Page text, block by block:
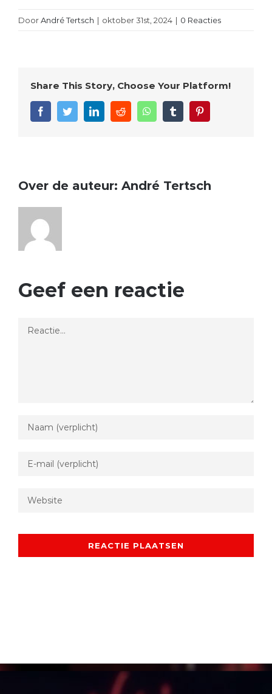
DoorAndré Tertsch | oktober 31st, 2024 | 0 Reacties
Share This Story, Choose Your Platform!
FacebookTwitterLinkedInReddit WhatsAppTumblr
Over de auteur: André Tertsch
Geef een reactie